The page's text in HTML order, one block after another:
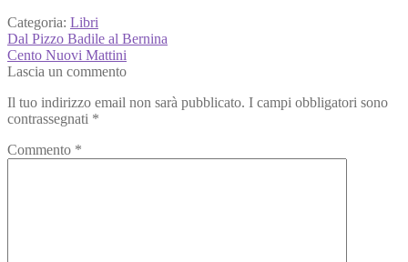
Categoria: Libri
Navigazione
articoli
Articolo
precedente:
Dal Pizzo Badile al Bernina
Articolo
successivo:
Cento Nuovi Mattini
Lascia un commento
Il tuo indirizzo email non sarà pubblicato. I campi obbligatori sono
contrassegnati *
Commento *